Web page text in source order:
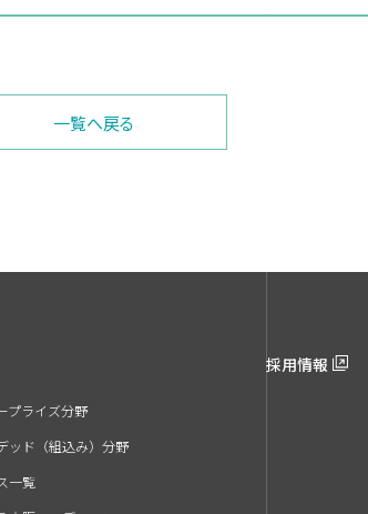
一覧へ戻る
プライズ分野
ッド（組込み）分野
一覧
採用情報